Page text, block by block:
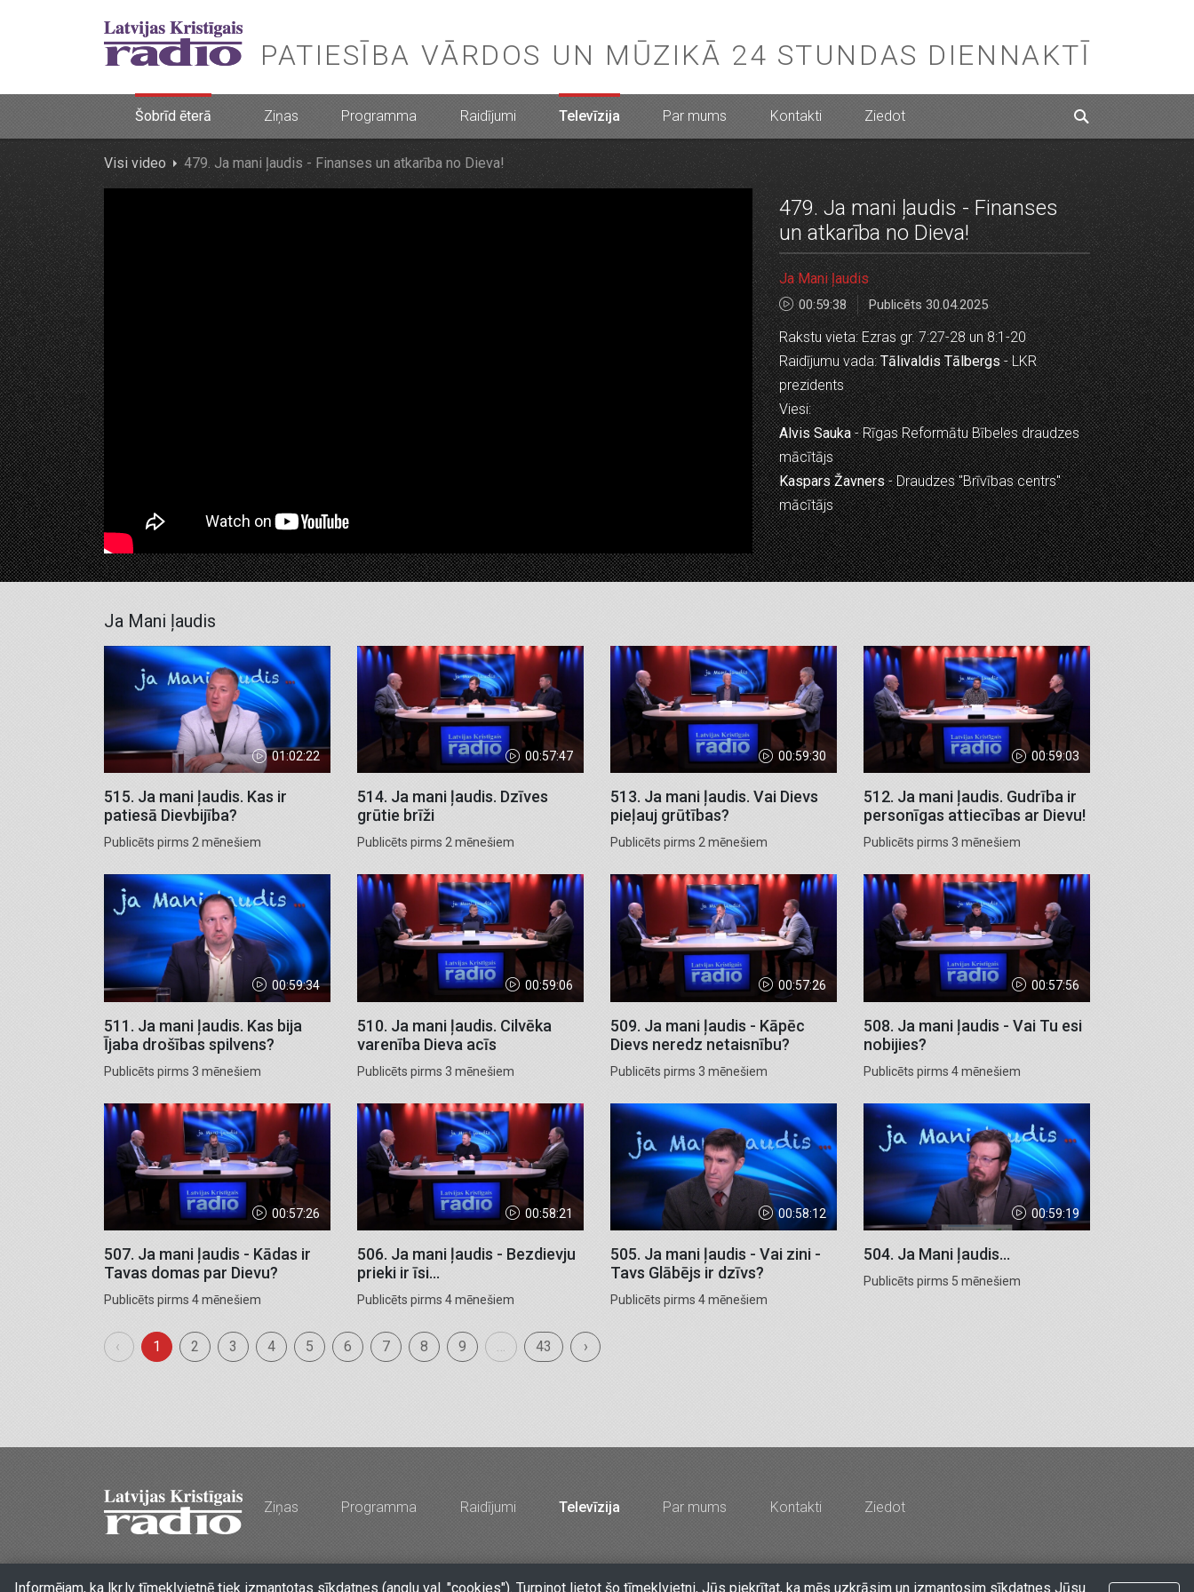
PATIESĪBA VĀRDOS UN MŪZIKĀ 24 STUNDAS DIENNAKTĪ
Šobrīd ēterā Ziņas Programma Raidījumi Televīzija Par mums Kontakti Ziedot
Visi video 479. Ja mani ļaudis - Finanses un atkarība no Dieva!
479. Ja mani ļaudis - Finanses
un atkarība no Dieva!
Ja Mani ļaudis
00:59:38 Publicēts 30.04.2025
Rakstu vieta: Ezras gr. 7:27-28 un 8:1-20
Raidījumu vada:Tālivaldis Tālbergs- LKR
prezidents
Viesi:
Alvis Sauka- Rīgas Reformātu Bībeles draudzes
mācītājs
Kaspars Žavners- Draudzes "Brīvības centrs"
mācītājs
Ja Mani ļaudis
01:02:22
515. Ja mani ļaudis. Kas ir
patiesā Dievbijība?
Publicēts pirms 2 mēnešiem
00:57:47
514. Ja mani ļaudis. Dzīves
grūtie brīži
Publicēts pirms 2 mēnešiem
00:59:30
513. Ja mani ļaudis. Vai Dievs
pieļauj grūtības?
Publicēts pirms 2 mēnešiem
00:59:03
512. Ja mani ļaudis. Gudrība ir
personīgas attiecības ar Dievu!
Publicēts pirms 3 mēnešiem
00:59:34
511. Ja mani ļaudis. Kas bija
Ījaba drošības spilvens?
Publicēts pirms 3 mēnešiem
00:59:06
510. Ja mani ļaudis. Cilvēka
varenība Dieva acīs
Publicēts pirms 3 mēnešiem
00:57:26
509. Ja mani ļaudis - Kāpēc
Dievs neredz netaisnību?
Publicēts pirms 3 mēnešiem
00:57:56
508. Ja mani ļaudis - Vai Tu esi
nobijies?
Publicēts pirms 4 mēnešiem
00:57:26
507. Ja mani ļaudis - Kādas ir
Tavas domas par Dievu?
Publicēts pirms 4 mēnešiem
00:58:21
506. Ja mani ļaudis - Bezdievju
prieki ir īsi...
Publicēts pirms 4 mēnešiem
00:58:12
505. Ja mani ļaudis - Vai zini -
Tavs Glābējs ir dzīvs?
Publicēts pirms 4 mēnešiem
00:59:19
504. Ja Mani ļaudis...
Publicēts pirms 5 mēnešiem
‹ 1 2 3 4 5 6 7 8 9 … 43 ›
Ziņas Programma Raidījumi Televīzija Par mums Kontakti Ziedot
Stabu iela 77a, Rīga, LV-1009, Latvija • Tālr. 67213704, 67210096, e-pasts lkr@lkr.lv Copyright 2026 SIA "Vārds & Co" - Latvijas Kristīgais radio
Informējam, ka lkr.lv tīmekļvietnē tiek izmantotas sīkdatnes (angļu val. "cookies"). Turpinot lietot šo tīmekļvietni, Jūs piekrītat, ka mēs uzkrāsim un izmantosim sīkdatnes Jūsu